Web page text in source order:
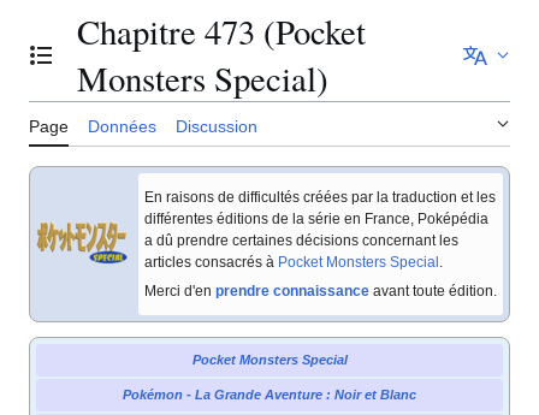
Basculer la table des matières
Chapitre 473 (Pocket
Monsters Special)
Page Données Discussion
En raisons de difficultés créées par la traduction et les
différentes éditions de la série en France, Poképédia
a dû prendre certaines décisions concernant les
articles consacrés à Pocket Monsters Special.
Merci d'en prendre connaissance avant toute édition.
Pocket Monsters Special
Pokémon - La Grande Aventure : Noir et Blanc